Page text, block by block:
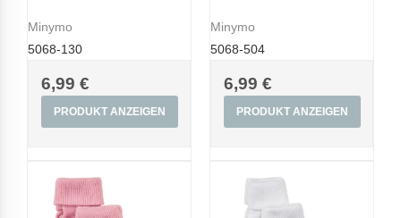
Minymo
5068-130
6,99 €
PRODUKT ANZEIGEN
Minymo
5068-504
6,99 €
PRODUKT ANZEIGEN